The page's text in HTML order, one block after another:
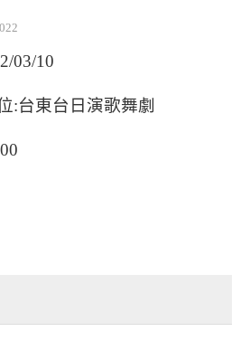
03/10
:台東台日演歌舞劇